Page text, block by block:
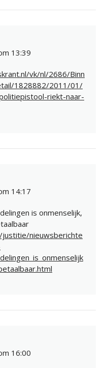
13:39
vk/nl/2686/Binn
1828882/2011/01/
riekt-naar-
14:17
is onmenselijk,
nieuwsberichte
16:00